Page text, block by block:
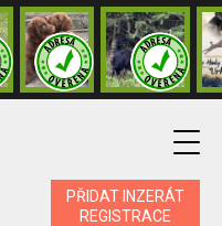
PŘIDAT INZERÁT
REGISTRACE